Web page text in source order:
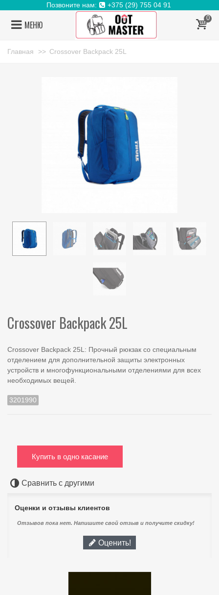
Позвоните нам: +375 (29) 755 04 91
МЕНЮ
0
Главная >> Crossover Backpack 25L
Crossover Backpack 25L
Crossover Backpack 25L: Прочный рюкзак со специальным
отделением для дополнительной защиты электронных
устройств и многофункциональными отделениями для всех
необходимых вещей.
3201990
Купить в одно касание
Сравнить с другими
Оценки и отзывы клиентов
Отзывов пока нет. Напишите свой отзыв и получите скидку!
Оценить!